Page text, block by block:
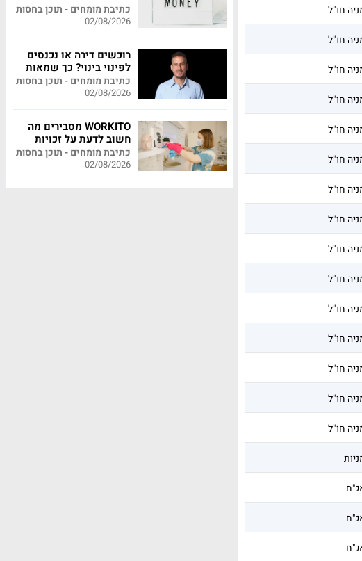
חו"ל
חו"ל
חו"ל
חו"ל
חו"ל
חו"ל
חו"ל
חו"ל
חו"ל
חו"ל
חו"ל
חו"ל
חו"ל
חו"ל
חו"ל
כתיבת מומחים - תוכן בחסות
02/08/2026
רוכשים דירה או נכנסים
לפינוי בינוי? כך שמאות
מקצועית יכולה לחסוך
לכם מאות אלפי שקלים
כתיבת מומחים - תוכן בחסות
02/08/2026
WORKITO מסבירים מה
חשוב לדעת על זכויות
עובדי משק בית
כתיבת מומחים - תוכן בחסות
02/08/2026